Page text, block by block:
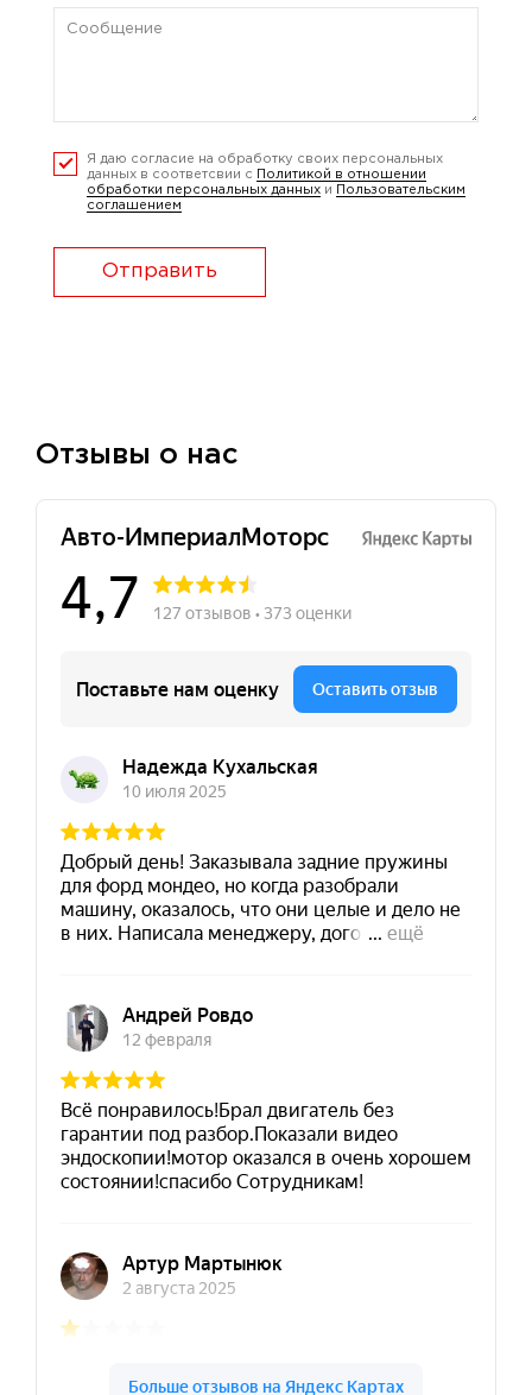
Я даю согласие на обработку своих персональных
данных в соответсвии с
Политикой в отношении
обработки персональных данных и
Пользовательским
соглашением
Отправить
Отзывы о нас